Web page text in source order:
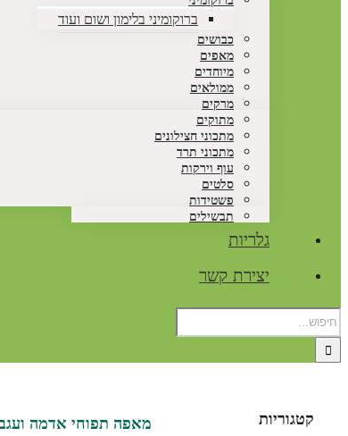
ברוקומיני בלימון ושום ועוד
כבושים
מאפים
מיוחדים
ממולאים
מרקים
מתוקים
מתכוני חצילונים
מתכוני תרד
עוף וירקות
סלטים
פשטידות
תבשילים
גלריות
יצירת קשר
מאפה תפוחי אדמה קטגוריות